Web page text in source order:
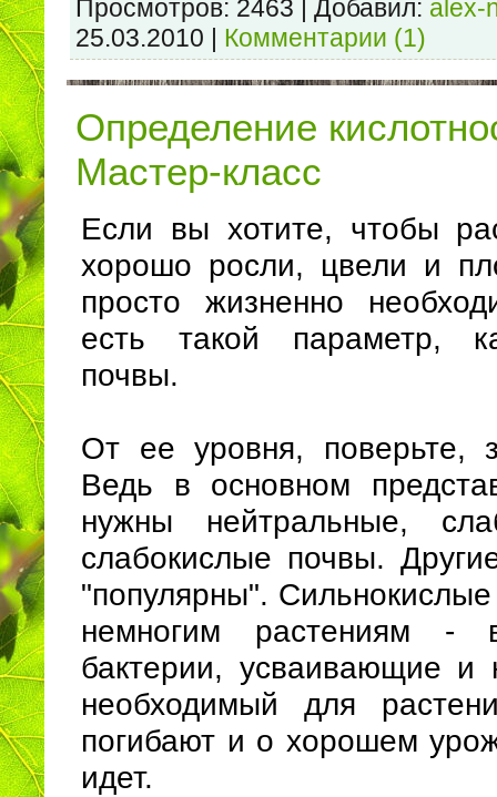
Просмотров: 2463 Добавил: alex-
25.03.2010
Комментарии (1)
Определение
Мастер-класс
Если вы хотите, чтобы
хорошо росли, цвели и
просто жизненно
есть такой параметр,
почвы.
От ее уровня, поверьте,
Ведь в основном
нужны нейтральные,
слабокислые почвы.
"популярны".
немногим растениям -
бактерии, усваивающие и
необходимый для
погибают и о хорошем
идет.